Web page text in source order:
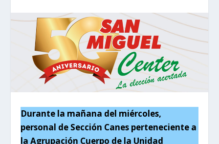
Durante la mañana del miércoles,
personal de Sección Canes perteneciente a
la Agrupación Cuerpo de la Unidad